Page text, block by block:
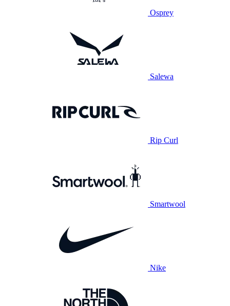
Osprey
Salewa
Rip Curl
Smartwool
Nike